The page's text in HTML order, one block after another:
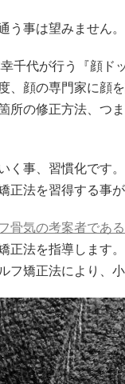
う事は望みません。
千代が行う『顔ド
、顔の専門家に顔
所の修正方法、つ
く事、習慣化です。
正法を習得する事
骨気の考案者であ
正法を指導します。
フ矯正法により、